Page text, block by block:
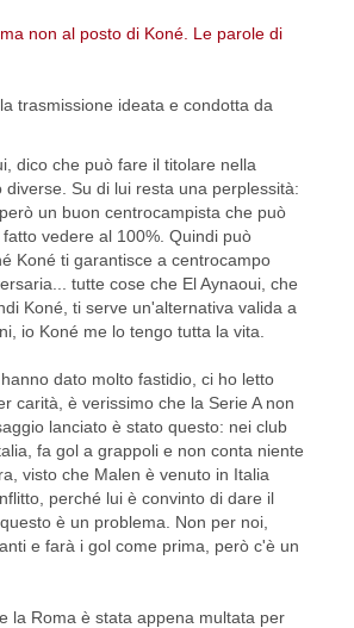
, la trasmissione ideata e condotta da
dico che può fare il titolare nella
Su di lui resta una perplessità:
un buon centrocampista che può
vedere al 100%. Quindi può
Koné ti garantisce a centrocampo
tutte cose che El Aynaoui, che
Koné, ti serve un'alternativa valida a
io Koné me lo tengo tutta la vita.
dato molto fastidio, ci ho letto
carità, è verissimo che la Serie A non
lanciato è stato questo: nei club
fa gol a grappoli e non conta niente
visto che Malen è venuto in Italia
perché lui è convinto di dare il
è un problema. Non per noi,
e farà i gol come prima, però c'è un
la Roma è stata appena multata per